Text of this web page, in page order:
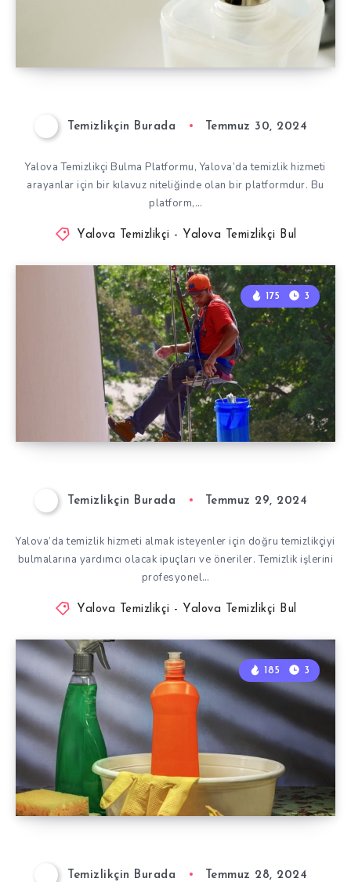
Temizlikçin Burada Temmuz 30, 2024
Yalova Temizlikçi Bulma Platformu, Yalova’da temizlik hizmeti
arayanlar için bir kılavuz niteliğinde olan bir platformdur. Bu
platform,…
Yalova Temizlikçi - Yalova Temizlikçi Bul
175 3
Temizlikçin Burada Temmuz 29, 2024
Yalova’da temizlik hizmeti almak isteyenler için doğru temizlikçiyi
bulmalarına yardımcı olacak ipuçları ve öneriler. Temizlik işlerini
profesyonel…
Yalova Temizlikçi - Yalova Temizlikçi Bul
185 3
Temizlikçin Burada Temmuz 28, 2024